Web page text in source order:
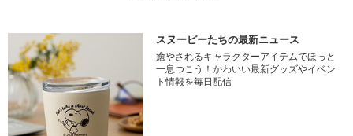
スヌーピーたちの最新ニュース
癒やされるキャラクターアイテムでほっと
一息つこう！かわいい最新グッズやイベン
ト情報を毎日配信